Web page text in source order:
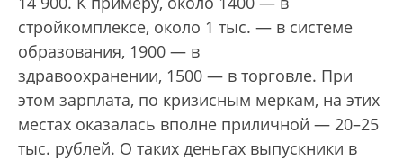
стройкомплексе, около 1 тыс. — в системе
образования, 1900 — в
здравоохранении, 1500 — в торговле. При
этом зарплата, по кризисным меркам, на этих
местах оказалась вполне приличной — 20–25
тыс. рублей. О таких деньгах выпускники в